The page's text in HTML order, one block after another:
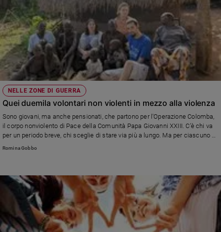
NELLE ZONE DI GUERRA
Quei duemila volontari non violenti in mezzo alla violenza
Sono giovani, ma anche pensionati, che partono per l'Operazione Colomba,
il corpo nonviolento di Pace della Comunità Papa Giovanni XXIII. C’è chi va
per un periodo breve, chi sceglie di stare via più a lungo. Ma per ciascuno al
ritorno la vita non sarà più la stessa
Romina Gobbo